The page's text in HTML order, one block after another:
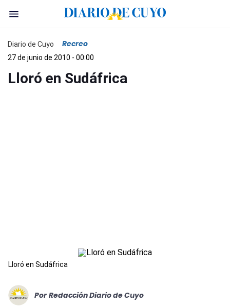
Diario de Cuyo Recreo
27 de junio de 2010 - 00:00
Lloró en Sudáfrica
Lloró en Sudáfrica
Por Redacción Diario de Cuyo